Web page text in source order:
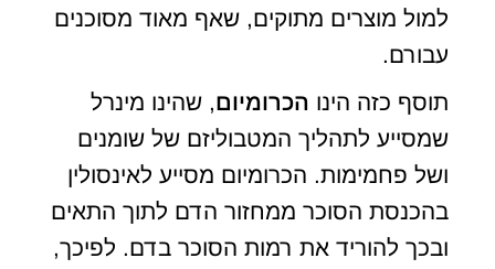
למול מוצרים מתוקים, שאף מאוד מסוכנים
עבורם.
תוסף כזה הינו הכרומיום, שהינו מינרל
שמסייע לתהליך המטבוליזם של שומנים
ושל פחמימות. הכרומיום מסייע לאינסולין
בהכנסת הסוכר ממחזור הדם לתוך התאים
ובכך להוריד את רמות הסוכר בדם. לפיכך,